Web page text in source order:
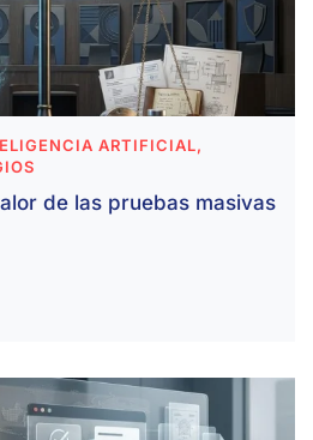
ARTIFICIAL,
de las pruebas masivas